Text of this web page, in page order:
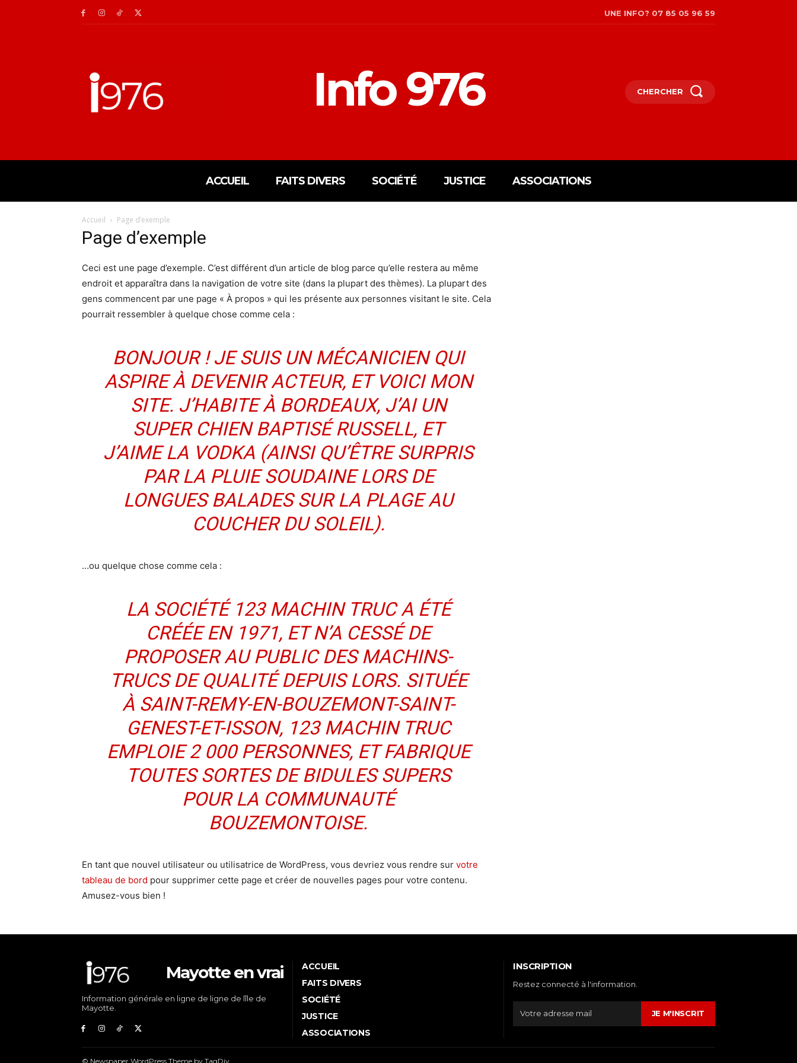
UNE INFO? 07 85 05 96 59
Info 976 CHERCHER
ACCUEIL FAITS DIVERS SOCIÉTÉ JUSTICE ASSOCIATIONS
Accueil Page d’exemple
Page d’exemple
Ceci est une page d’exemple. C’est différent d’un article de blog parce qu’elle restera au même
endroit et apparaîtra dans la navigation de votre site (dans la plupart des thèmes). La plupart des
gens commencent par une page « À propos » qui les présente aux personnes visitant le site. Cela
pourrait ressembler à quelque chose comme cela :
BONJOUR ! JE SUIS UN MÉCANICIEN QUI
ASPIRE À DEVENIR ACTEUR, ET VOICI MON
SITE. J’HABITE À BORDEAUX, J’AI UN
SUPER CHIEN BAPTISÉ RUSSELL, ET
J’AIME LA VODKA (AINSI QU’ÊTRE SURPRIS
PAR LA PLUIE SOUDAINE LORS DE
LONGUES BALADES SUR LA PLAGE AU
COUCHER DU SOLEIL).
…ou quelque chose comme cela :
LA SOCIÉTÉ 123 MACHIN TRUC A ÉTÉ
CRÉÉE EN 1971, ET N’A CESSÉ DE
PROPOSER AU PUBLIC DES MACHINS-
TRUCS DE QUALITÉ DEPUIS LORS. SITUÉE
À SAINT-REMY-EN-BOUZEMONT-SAINT-
GENEST-ET-ISSON, 123 MACHIN TRUC
EMPLOIE 2 000 PERSONNES, ET FABRIQUE
TOUTES SORTES DE BIDULES SUPERS
POUR LA COMMUNAUTÉ
BOUZEMONTOISE.
En tant que nouvel utilisateur ou utilisatrice de WordPress, vous devriez vous rendre sur votre
tableau de bord pour supprimer cette page et créer de nouvelles pages pour votre contenu.
Amusez-vous bien !
Mayotte en vrai
Information générale en ligne de ligne de lîle de
Mayotte.
ACCUEIL
FAITS DIVERS
SOCIÉTÉ
JUSTICE
ASSOCIATIONS
INSCRIPTION
Restez connecté à l'information.
JE M'INSCRIT
© Newspaper WordPress Theme by TagDiv